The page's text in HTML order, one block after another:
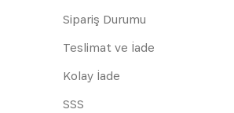
Sipariş Durumu
Teslimat ve İade
Kolay İade
SSS